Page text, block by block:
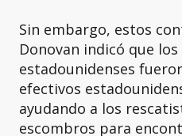
Sin embargo, estos
Donovan indicó que
estadounidenses
efectivos
ayudando a los
escombros para